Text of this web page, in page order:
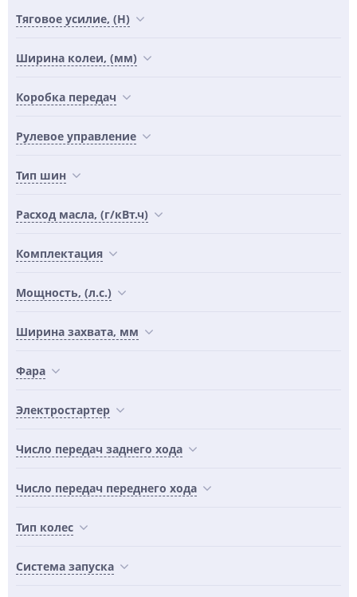
Тяговое усилие, (Н)
Ширина колеи, (мм)
Коробка передач
Рулевое управление
Тип шин
Расход масла, (г/кВт.ч)
Комплектация
Мощность, (л.с.)
Ширина захвата, мм
Фара
Электростартер
Число передач заднего хода
Число передач переднего хода
Тип колес
Система запуска